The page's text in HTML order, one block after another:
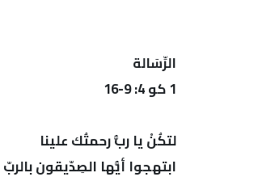
الرِّسَالة
1 كو 4: 9-16
لتكُنْ يا ربُّ رحمتُك علينا
ابتهجوا أيُّها الصِدّيقون بالربّ